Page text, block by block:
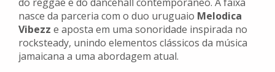
nasce da parceria com o duo uruguaio Melodica
Vibezz e aposta em uma sonoridade inspirada no
rocksteady, unindo elementos clássicos da música
jamaicana a uma abordagem atual.